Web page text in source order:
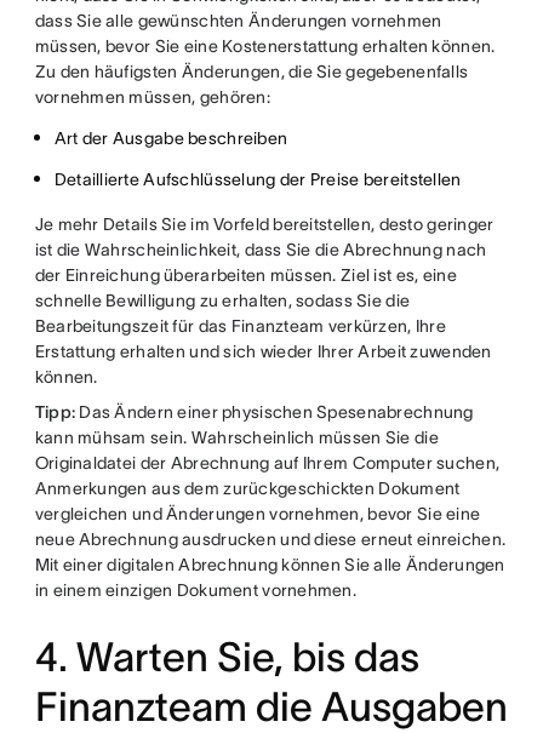
dass Sie alle gewünschten Änderungen vornehmen
müssen, bevor Sie eine Kostenerstattung erhalten können.
Zu den häufigsten Änderungen, die Sie gegebenenfalls
vornehmen müssen, gehören:
Art der Ausgabe beschreiben
Detaillierte Aufschlüsselung der Preise bereitstellen
Je mehr Details Sie im Vorfeld bereitstellen, desto geringer
ist die Wahrscheinlichkeit, dass Sie die Abrechnung nach
der Einreichung überarbeiten müssen. Ziel ist es, eine
schnelle Bewilligung zu erhalten, sodass Sie die
Bearbeitungszeit für das Finanzteam verkürzen, Ihre
Erstattung erhalten und sich wieder Ihrer Arbeit zuwenden
können.
Tipp: Das Ändern einer physischen Spesenabrechnung
kann mühsam sein. Wahrscheinlich müssen Sie die
Originaldatei der Abrechnung auf Ihrem Computer suchen,
Anmerkungen aus dem zurückgeschickten Dokument
vergleichen und Änderungen vornehmen, bevor Sie eine
neue Abrechnung ausdrucken und diese erneut einreichen.
Mit einer digitalen Abrechnung können Sie alle Änderungen
in einem einzigen Dokument vornehmen.
4. Warten Sie, bis das
Finanzteam die Ausgaben